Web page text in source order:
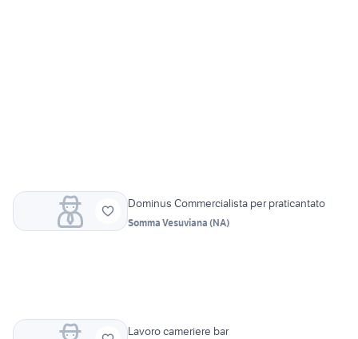
Dominus Commercialista per praticantato
Somma Vesuviana (NA)
Lavoro cameriere bar